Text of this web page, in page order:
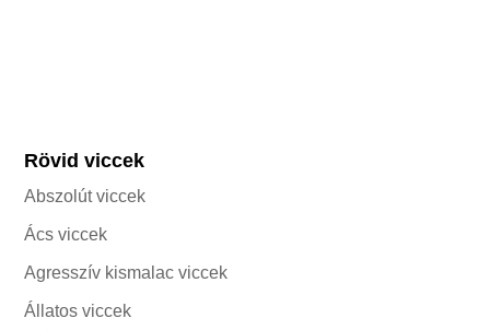
Rövid viccek
Abszolút viccek
Ács viccek
Agresszív kismalac viccek
Állatos viccek